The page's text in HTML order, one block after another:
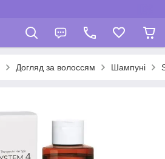
Догляд за волоссям Шампуні